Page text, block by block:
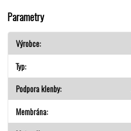
Parametry
Výrobce
Typ
Podpora klenby
Membrána